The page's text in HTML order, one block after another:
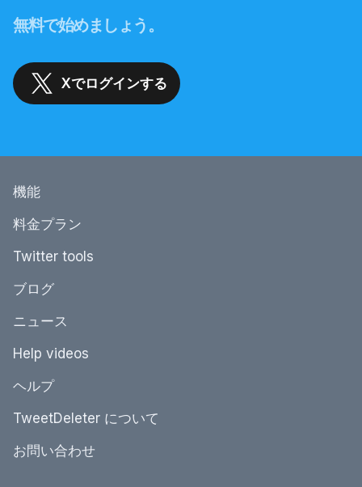
無料で始めましょう。
Xでログインする
機能
料金プラン
Twitter tools
ブログ
ニュース
Help videos
ヘルプ
TweetDeleter について
お問い合わせ